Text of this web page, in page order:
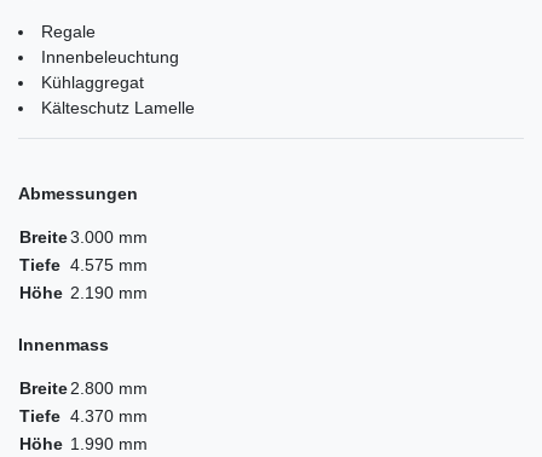
Regale
Innenbeleuchtung
Kühlaggregat
Kälteschutz Lamelle
Abmessungen
Breite3.000 mm
Tiefe 4.575 mm
Höhe 2.190 mm
Innenmass
Breite2.800 mm
Tiefe 4.370 mm
Höhe 1.990 mm